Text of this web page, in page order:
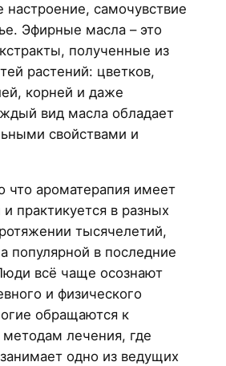
настроение, самочувствие
Эфирные масла – это
полученные из
растений: цветков,
корней и даже
вид масла обладает
свойствами и
что ароматерапия имеет
практикуется в разных
тысячелетий,
популярной в последние
всё чаще осознают
и физического
обращаются к
лечения, где
одно из ведущих